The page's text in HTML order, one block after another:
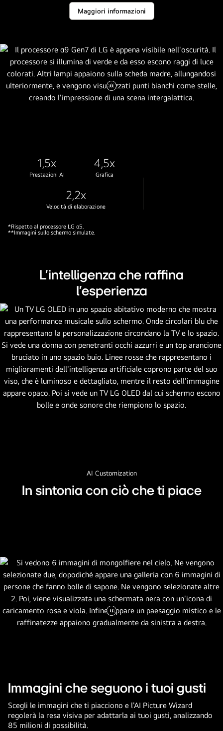
astratte
dorate
riempiono
Maggiori informazioni
Metti
1,5x
Prestazioni AI
4,5x
Grafica
2,2x
Velocità di elaborazione
*Rispetto al processore LG α5.
**Immagini sullo schermo simulate.
L'intelligenza che raffina
l'esperienza
AI Customization
In sintonia con ciò che ti piace
Metti
Immagini che seguono i tuoi gusti
Scegli le immagini che ti piacciono e l'AI Picture Wizard
regolerà la resa visiva per adattarla ai tuoi gusti, analizzando
85 milioni di possibilità.